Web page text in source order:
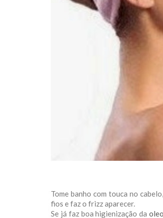
Tome banho com touca no
fios e faz o frizz aparecer.
Se já faz boa higienização da